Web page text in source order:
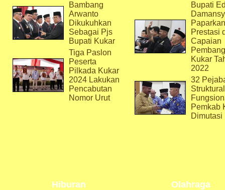
Bambang
Arwanto
Dikukuhkan
Sebagai Pjs
Bupati Kukar
Tiga Paslon
Peserta
Pilkada Kukar
2024 Lakukan
Pencabutan
Nomor Urut
Bupati
Paparkan
Prestasi
Capaian
Kukar
2022
32
Pemkab
Dimutasi
Hiburan Olahraga